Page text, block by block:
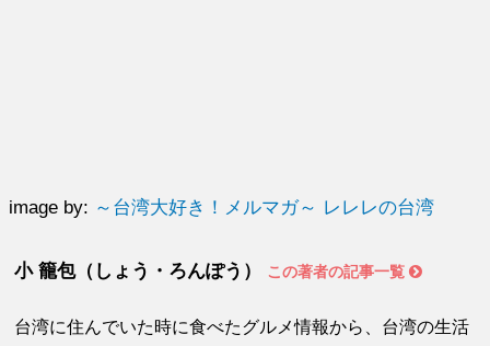
image by: ～台湾大好き！メルマガ～ レレレの台湾
小 籠包（しょう・ろんぽう） この著者の記事一覧
台湾に住んでいた時に食べたグルメ情報から、台湾の生活